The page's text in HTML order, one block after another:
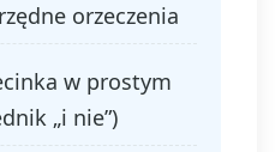
orzeczenia
w prostym
„i nie”)